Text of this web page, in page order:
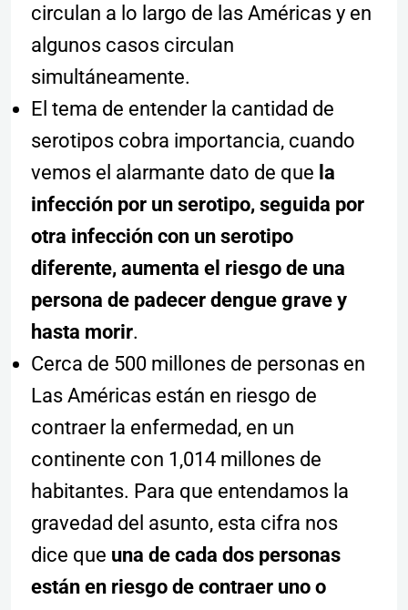
circulan a lo largo de las Américas y en
algunos casos circulan
simultáneamente.
El tema de entender la cantidad de
serotipos cobra importancia, cuando
vemos el alarmante dato de que la
infección por un serotipo, seguida por
otra infección con un serotipo
diferente, aumenta el riesgo de una
persona de padecer dengue grave y
hasta morir.
Cerca de 500 millones de personas en
Las Américas están en riesgo de
contraer la enfermedad, en un
continente con 1,014 millones de
habitantes. Para que entendamos la
gravedad del asunto, esta cifra nos
dice que una de cada dos personas
están en riesgo de contraer uno o